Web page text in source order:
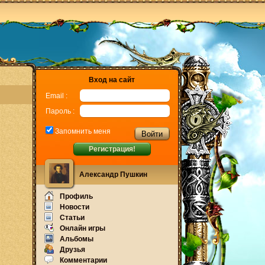
Вход на сайт
Email :
Пароль :
Запомнить меня
Регистрация!
Александр Пушкин
Профиль
Новости
Статьи
Онлайн игры
Альбомы
Друзья
Комментарии